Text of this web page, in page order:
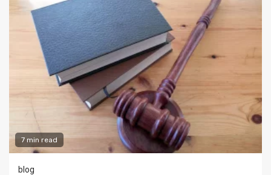
7 min read
blog